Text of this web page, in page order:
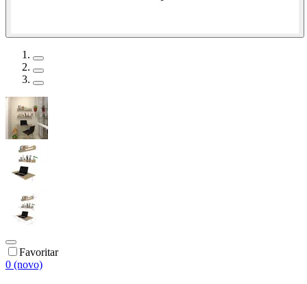
Favoritar
0 (novo)